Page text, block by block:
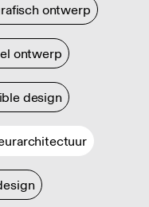
ontwerp
ontwerp
design